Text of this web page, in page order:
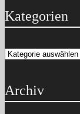
Kategorien
Kategorien
Archiv